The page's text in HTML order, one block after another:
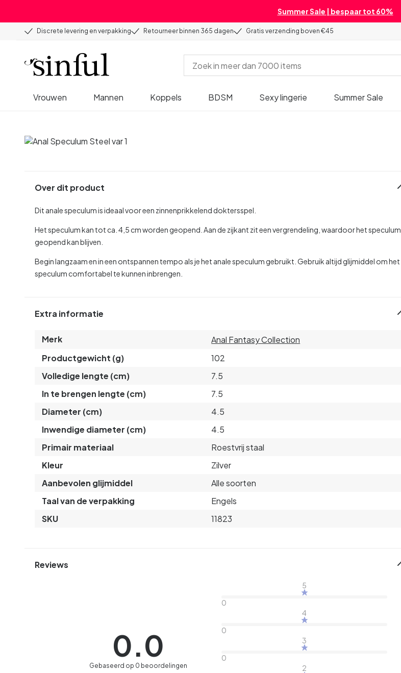
Summer Sale | bespaar tot 60%
Discrete levering en verpakking Retourneer binnen 365 dagen Gratis verzending boven €45
Vrouwen Mannen Koppels BDSM Sexy lingerie Summer Sale
Over dit product
Dit anale speculum is ideaal voor een zinnenprikkelend doktersspel.
Het speculum kan tot ca. 4,5 cm worden geopend. Aan de zijkant zit een vergrendeling, waardoor het speculum
geopend kan blijven.
Begin langzaam en in een ontspannen tempo als je het anale speculum gebruikt. Gebruik altijd glijmiddel om het
speculum comfortabel te kunnen inbrengen.
Extra informatie
Merk
Anal Fantasy Collection
Productgewicht (g)
102
Volledige lengte (cm)
7.5
In te brengen lengte (cm)
7.5
Diameter (cm)
4.5
Inwendige diameter (cm)
4.5
Primair materiaal
Roestvrij staal
Kleur
Zilver
Aanbevolen glijmiddel
Alle soorten
Taal van de verpakking
Engels
SKU
11823
Reviews
0.0
Gebaseerd op 0 beoordelingen
5
0
4
0
3
0
2